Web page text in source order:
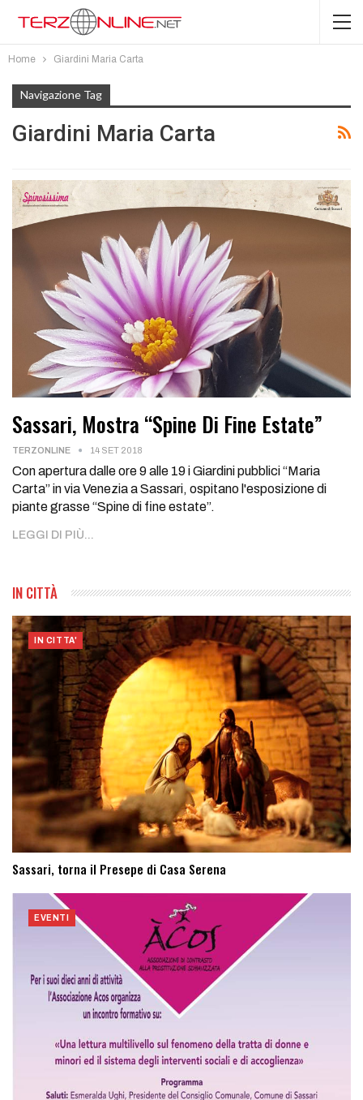
Home Giardini Maria Carta
Navigazione Tag
Giardini Maria Carta
Sassari, Mostra “Spine Di Fine Estate”
TERZONLINE 14 SET 2018
Con apertura dalle ore 9 alle 19 i Giardini pubblici “Maria
Carta” in via Venezia a Sassari, ospitano l'esposizione di
piante grasse “Spine di fine estate”.
LEGGI DI PIÙ...
IN CITTÀ
IN CITTA'
Sassari, torna il Presepe di Casa Serena
EVENTI